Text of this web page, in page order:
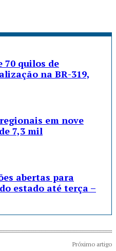
70 quilos de
na BR-319,
em nove
7,3 mil
abertas para
estado até terça –
Próximo artigo